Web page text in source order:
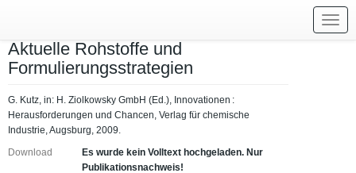
Aktuelle Rohstoffe und
Formulierungsstrategien
G. Kutz, in: H. Ziolkowsky GmbH (Ed.), Innovationen :
Herausforderungen und Chancen, Verlag für chemische
Industrie, Augsburg, 2009.
Download
Es wurde kein Volltext hochgeladen. Nur
Publikationsnachweis!